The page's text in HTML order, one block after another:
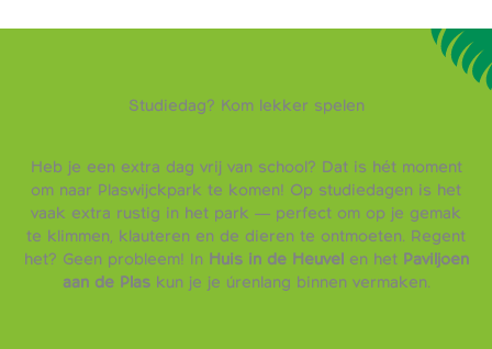
Studiedag? Kom lekker spelen
Heb je een extra dag vrij van school? Dat is hét moment
om naar Plaswijckpark te komen! Op studiedagen is het
vaak extra rustig in het park — perfect om op je gemak
te klimmen, klauteren en de dieren te ontmoeten. Regent
het? Geen probleem! In Huis in de Heuvelen het Paviljoen
aan de Plaskun je je úrenlang binnen vermaken.